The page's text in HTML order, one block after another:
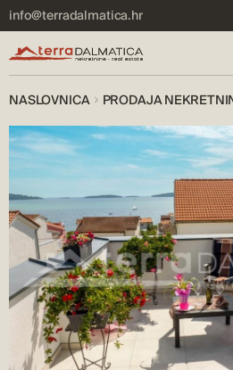
info@terradalmatica.hr
NASLOVNICA PRODAJA